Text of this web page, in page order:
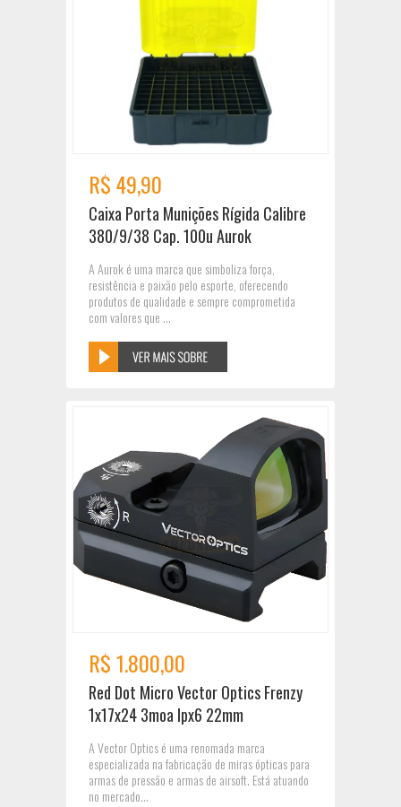
R$ 49,90
Caixa Porta Munições Rígida Calibre
380/9/38 Cap. 100u Aurok
A Aurok é uma marca que simboliza força,
resistência e paixão pelo esporte, oferecendo
produtos de qualidade e sempre comprometida
com valores que ...
R$ 1.800,00
Red Dot Micro Vector Optics Frenzy
1x17x24 3moa Ipx6 22mm
A Vector Optics é uma renomada marca
especializada na fabricação de miras ópticas para
armas de pressão e armas de airsoft. Está atuando
no mercado...